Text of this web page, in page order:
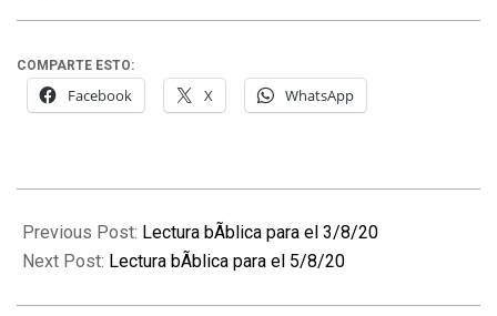
COMPARTE ESTO:
Facebook X WhatsApp
08-
04
Previous Post: Lectura bÃ­blica para el 3/8/20
Next Post: Lectura bÃ­blica para el 5/8/20